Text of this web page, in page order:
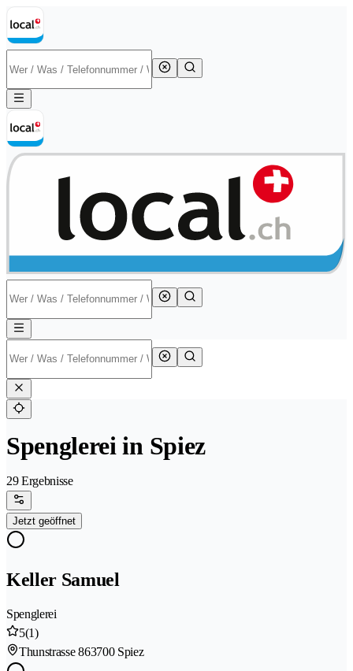
Spenglerei in Spiez
29 Ergebnisse
Jetzt geöffnet
Keller Samuel
Spenglerei
5(1)
Thunstrasse 863700 Spiez